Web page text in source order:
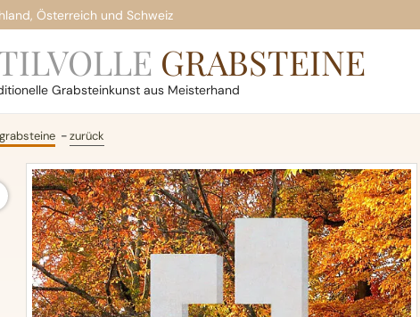
Österreich und Schweiz
GRABSTEINE
Grabsteinkunst aus Meisterhand
zurück